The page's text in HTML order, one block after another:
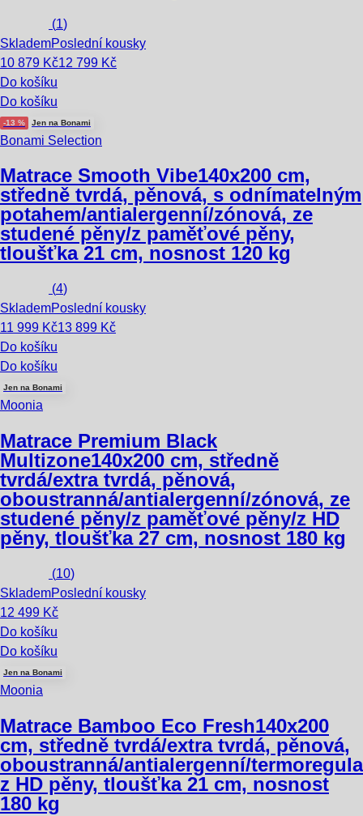
(1)
SklademPoslední kousky
10 879 Kč12 799 Kč
Do košíku
Do košíku
-13 % Jen na Bonami
Bonami Selection
Matrace Smooth Vibe140x200 cm,
středně tvrdá, pěnová, s odnímatelným
potahem/antialergenní/zónová, ze
studené pěny/z paměťové pěny,
tloušťka 21 cm, nosnost 120 kg
(4)
SklademPoslední kousky
11 999 Kč13 899 Kč
Do košíku
Do košíku
Jen na Bonami
Moonia
Matrace Premium Black
Multizone140x200 cm, středně
tvrdá/extra tvrdá, pěnová,
oboustranná/antialergenní/zónová, ze
studené pěny/z paměťové pěny/z HD
pěny, tloušťka 27 cm, nosnost 180 kg
(10)
SklademPoslední kousky
12 499 Kč
Do košíku
Do košíku
Jen na Bonami
Moonia
Matrace Bamboo Eco Fresh140x200
cm, středně tvrdá/extra tvrdá, pěnová,
oboustranná/antialergenní/
z HD pěny, tloušťka 21 cm, nosnost
180 kg